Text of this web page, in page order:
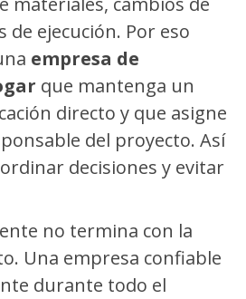
de ejecución. Por eso
empresa de
que mantenga un
directo y que asigne
del proyecto. Así
decisiones y evitar
no termina con la
Una empresa confiable
durante todo el